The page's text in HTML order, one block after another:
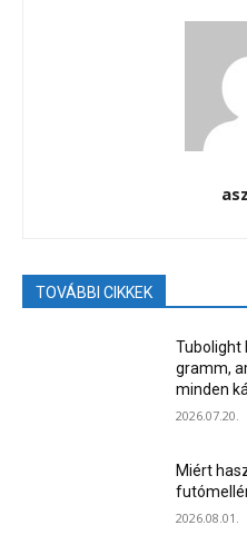
TOVÁBBI CIKKEK
Tubolight
gramm,
minden
2026.07.20.
Miért
2026.08.01.